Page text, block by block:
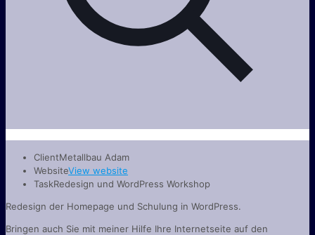
ClientMetallbau Adam
WebsiteView website
TaskRedesign und WordPress Workshop
Redesign der Homepage und Schulung in WordPress.
Bringen auch Sie mit meiner Hilfe Ihre Internetseite auf den